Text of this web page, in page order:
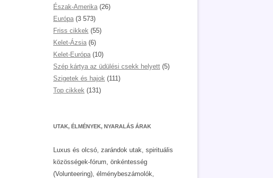
Észak-Amerika (26)
Európa (3 573)
Friss cikkek (55)
Kelet-Ázsia (6)
Kelet-Európa (10)
Szép kártya az üdülési csekk helyett (5)
Szigetek és hajok (111)
Top cikkek (131)
UTAK, ÉLMÉNYEK, NYARALÁS ÁRAK
Luxus és olcsó, zarándok utak, spirituális
közösségek-fórum, önkéntesség
(Volunteering), élménybeszámolók,